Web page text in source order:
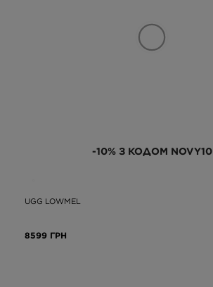
-10% З КОДОМ NOVY10
UGG LOWMEL
8599 ГРН